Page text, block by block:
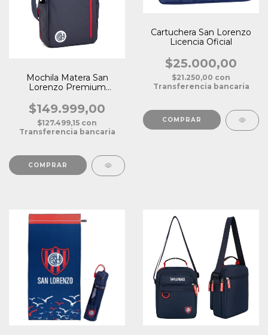
Mochila Matera San
Lorenzo Premium
$149.999,00
$127.499,15 con
Transferencia bancaria
Cartuchera San Lorenzo
Licencia Oficial
$25.000,00
$21.250,00 con
Transferencia bancaria